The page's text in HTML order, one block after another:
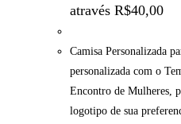
através R$40,00
Camisa Personalizada
personalizada com o
Encontro de Mulheres,
logotipo de sua